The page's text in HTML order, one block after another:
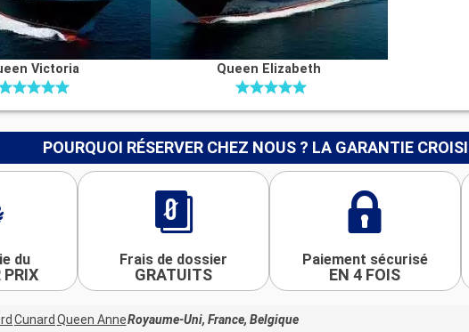
Victoria Queen Elizabeth
POURQUOI RÉSERVER CHEZ NOUS ? LA GARANTIE
du
PRIX
Frais de dossier
GRATUITS
Paiement sécurisé
EN 4 FOIS
Cunard Queen AnneRoyaume-Uni, France, Belgique